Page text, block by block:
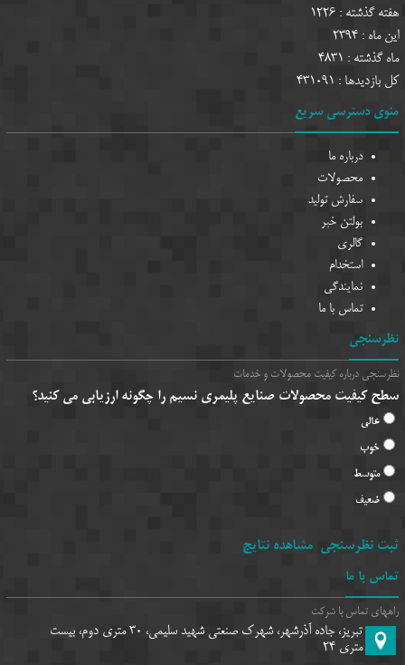
هفته گذشته :
1226
این ماه :
2394
ماه گذشته :
4831
کل بازدیدها :
431091
منوی دسترسی سریع
درباره ما
محصولات
سفارش تولید
بولتن خبر
گالری
استخدام
نمایندگی
تماس با ما
نظرسنجی
نظرسنجی درباره کیفیت محصولات و خدمات
سطح کیفیت محصولات صنایع پلیمری نسیم را چگونه ارزیابی می کنید؟
عالی
خوب
متوسط
ضعیف
ثبت نظرسنجی مشاهده نتایج
تماس با ما
راههای تماس با شرکت
تبریز، جاده آذرشهر، شهرک صنعتی شهید سلیمی، 30 متری دوم، بیست
متری 24